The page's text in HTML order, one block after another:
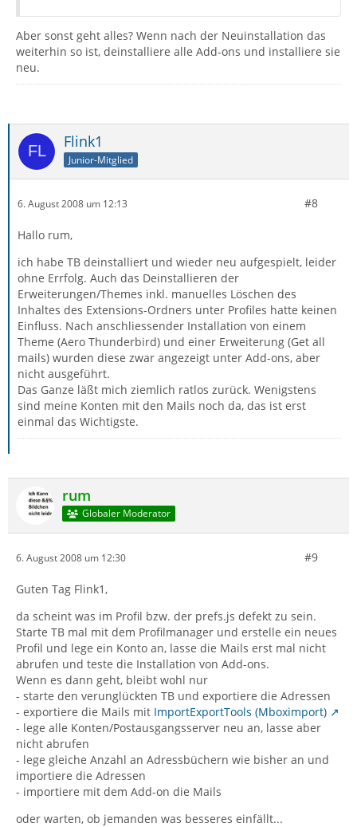
Aber sonst geht alles? Wenn nach der Neuinstallation das
weiterhin so ist, deinstalliere alle Add-ons und installiere sie
neu.
Flink1
Junior-Mitglied
6. August 2008 um 12:13 #8
Hallo rum,
ich habe TB deinstalliert und wieder neu aufgespielt, leider
ohne Errfolg. Auch das Deinstallieren der
Erweiterungen/Themes inkl. manuelles Löschen des
Inhaltes des Extensions-Ordners unter Profiles hatte keinen
Einfluss. Nach anschliessender Installation von einem
Theme (Aero Thunderbird) und einer Erweiterung (Get all
mails) wurden diese zwar angezeigt unter Add-ons, aber
nicht ausgeführt.
Das Ganze läßt mich ziemlich ratlos zurück. Wenigstens
sind meine Konten mit den Mails noch da, das ist erst
einmal das Wichtigste.
rum
Globaler Moderator
6. August 2008 um 12:30 #9
Guten Tag Flink1,
da scheint was im Profil bzw. der prefs.js defekt zu sein.
Starte TB mal mit dem Profilmanager und erstelle ein neues
Profil und lege ein Konto an, lasse die Mails erst mal nicht
abrufen und teste die Installation von Add-ons.
Wenn es dann geht, bleibt wohl nur
- starte den verunglückten TB und exportiere die Adressen
- exportiere die Mails mit ImportExportTools (Mboximport)
- lege alle Konten/Postausgangsserver neu an, lasse aber
nicht abrufen
- lege gleiche Anzahl an Adressbüchern wie bisher an und
importiere die Adressen
- importiere mit dem Add-on die Mails
oder warten, ob jemanden was besseres einfällt...